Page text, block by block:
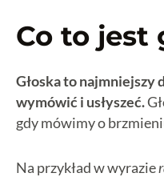
Co to jest
Głoska to
wymówić i usłyszeć.
gdy mówimy o
Na przykład w wyrazie